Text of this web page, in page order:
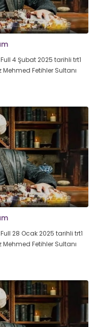
4 Şubat 2025 tarihli trt1
Fetihler Sultanı
28 Ocak 2025 tarihli trt1
Fetihler Sultanı